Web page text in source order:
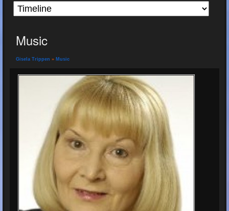
Music
Gisela Trippen » Music